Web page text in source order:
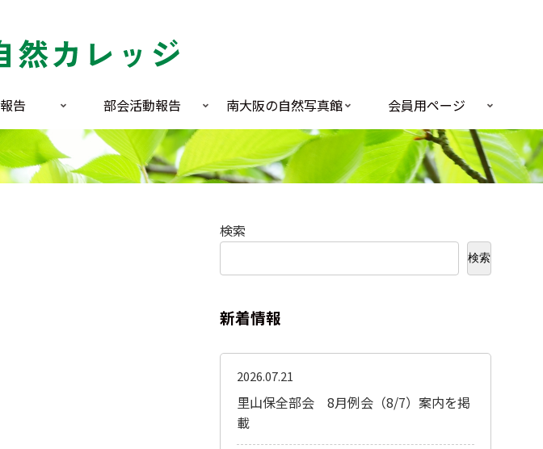
告 部会活動報告 南大阪の自然写真館 会員用ページ
検索
検索
新着情報
里山保全部会 8月例会（8/7）案内を掲
載
2026.07.21